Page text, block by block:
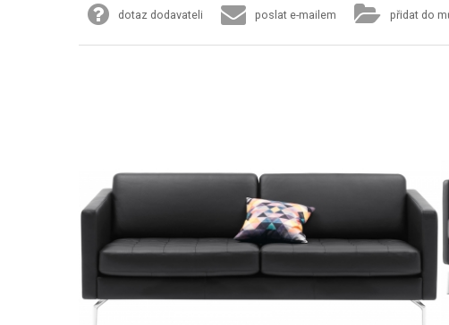
dotaz dodavateli poslat e-mailem přidat do